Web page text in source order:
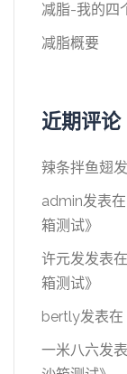
减脂-我的四
减脂概要
近期评论
辣条拌鱼翅
admin发表
箱测试》
许元发发表
箱测试》
bertly发表在
一米八六发